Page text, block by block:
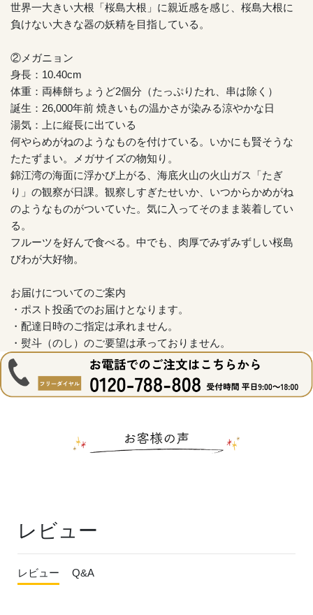
世界一大きい大根「桜島大根」に親近感を感じ、桜島大根に
負けない大きな器の妖精を目指している。
②メガニョン
身長：10.40cm
体重：両棒餅ちょうど2個分（たっぷりたれ、串は除く）
誕生：26,000年前 焼きいもの温かさが染みる涼やかな日
湯気：上に縦長に出ている
何やらめがねのようなものを付けている。いかにも賢そうな
たたずまい。メガサイズの物知り。
錦江湾の海面に浮かび上がる、海底火山の火山ガス「たぎ
り」の観察が日課。観察しすぎたせいか、いつからかめがね
のようなものがついていた。気に入ってそのまま装着してい
る。
フルーツを好んで食べる。中でも、肉厚でみずみずしい桜島
びわが大好物。
お届けについてのご案内
・ポスト投函でのお届けとなります。
・配達日時のご指定は承れません。
・熨斗（のし）のご要望は承っておりません。
レビュー
レビュー Q&A